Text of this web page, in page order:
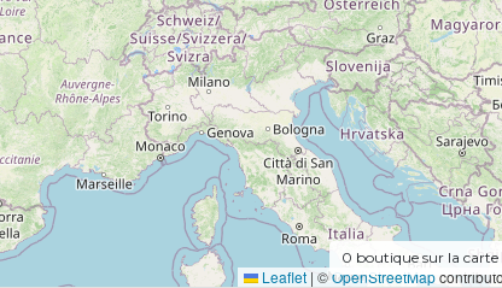
Leaflet | ©OpenStreetMap
0 boutique sur la carte